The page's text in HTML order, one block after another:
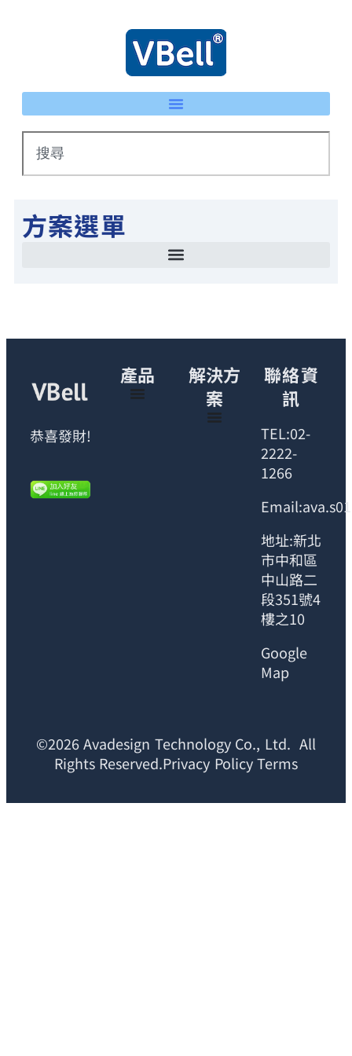
方案選單
恭喜發財!
產品
解決方
案
聯絡資
訊
TEL:02-
2222-
1266
地址:新北
市中和區
中山路二
段351號4
樓之10
Google
Map
©2026 Avadesign Technology Co., Ltd. All
Rights Reserved.Privacy Policy Terms